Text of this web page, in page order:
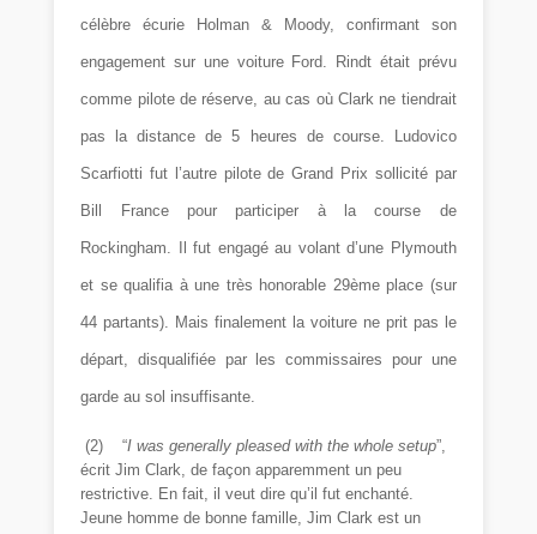
célèbre écurie Holman & Moody, confirmant son
engagement sur une voiture Ford. Rindt était prévu
comme pilote de réserve, au cas où Clark ne tiendrait
pas la distance de 5 heures de course. Ludovico
Scarfiotti fut l’autre pilote de Grand Prix sollicité par
Bill France pour participer à la course de
Rockingham. Il fut engagé au volant d’une Plymouth
et se qualifia à une très honorable 29ème place (sur
44 partants). Mais finalement la voiture ne prit pas le
départ, disqualifiée par les commissaires pour une
garde au sol insuffisante.
(2) “I was generally pleased with the whole setup”,
écrit Jim Clark, de façon apparemment un peu
restrictive. En fait, il veut dire qu’il fut enchanté.
Jeune homme de bonne famille, Jim Clark est un